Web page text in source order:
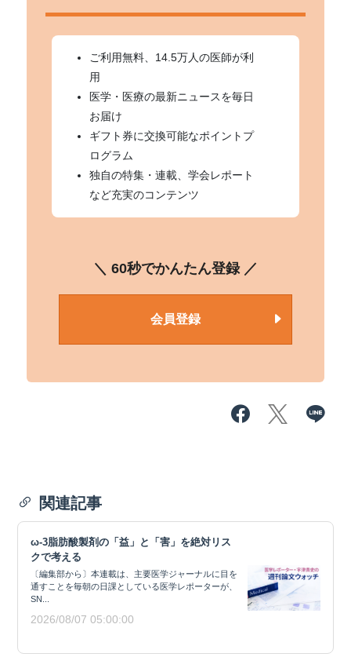
ご利用無料、14.5万人の医師が利
用
医学・医療の最新ニュースを毎日
お届け
ギフト券に交換可能なポイントプ
ログラム
独自の特集・連載、学会レポート
など充実のコンテンツ
＼ 60秒でかんたん登録 ／
会員登録
関連記事
ω-3脂肪酸製剤の「益」と「害」を絶対リス
クで考える
〔編集部から〕本連載は、主要医学ジャーナルに目を
通すことを毎朝の日課としている医学レポーターが、
SN...
2026/08/07 05:00:00